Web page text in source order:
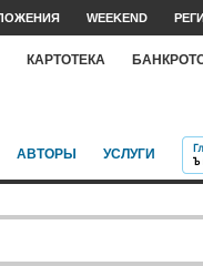
WEEKEND
КАРТОТЕКА
АВТОРЫ УСЛУГИ